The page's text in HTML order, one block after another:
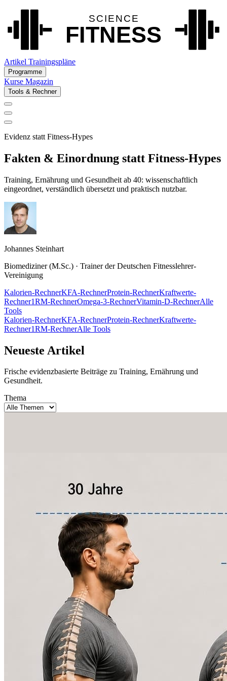
Artikel Trainingspläne
Programme
Kurse Magazin
Tools & Rechner
Evidenz statt Fitness-Hypes
Fakten & Einordnung statt Fitness-Hypes
Training, Ernährung und Gesundheit ab 40: wissenschaftlich
eingeordnet, verständlich übersetzt und praktisch nutzbar.
Johannes Steinhart
Biomediziner (M.Sc.) · Trainer der Deutschen Fitnesslehrer-
Vereinigung
Kalorien-RechnerKFA-RechnerProtein-RechnerKraftwerte-
Rechner1RM-RechnerOmega-3-RechnerVitamin-D-RechnerAlle
Tools
Kalorien-RechnerKFA-RechnerProtein-RechnerKraftwerte-
Rechner1RM-RechnerAlle Tools
Neueste Artikel
Frische evidenzbasierte Beiträge zu Training, Ernährung und
Gesundheit.
Thema